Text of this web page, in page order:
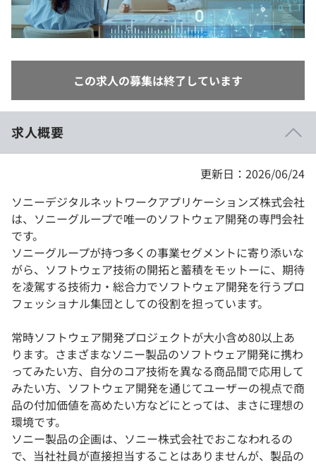
学校向けプラン
この求人の募集は終了しています
求人概要
更新日：2026/06/24
ソニーデジタルネットワークアプリケーションズ株式会社
は、ソニーグループで唯一のソフトウェア開発の専門会社
です。
ソニーグループが持つ多くの事業セグメントに寄り添いな
がら、ソフトウェア技術の開拓と蓄積をモットーに、期待
を凌駕する技術力・総合力でソフトウェア開発を行うプロ
フェッショナル集団としての役割を担っています。
常時ソフトウェア開発プロジェクトが大小含め80以上あ
ります。さまざまなソニー製品のソフトウェア開発に携わ
ってみたい方、自分のコア技術を異なる商品間で応用して
みたい方、ソフトウェア開発を通じてユーザーの視点で商
品の付加価値を高めたい方などにとっては、まさに理想の
環境です。
ソニー製品の企画は、ソニー株式会社でおこなわれるの
で、当社社員が直接担当することはありませんが、製品の